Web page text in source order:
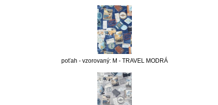
poťah - vzorovaný: M - TRAVEL MODRÁ